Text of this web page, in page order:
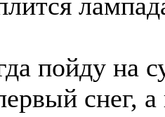
пойду на
снег,